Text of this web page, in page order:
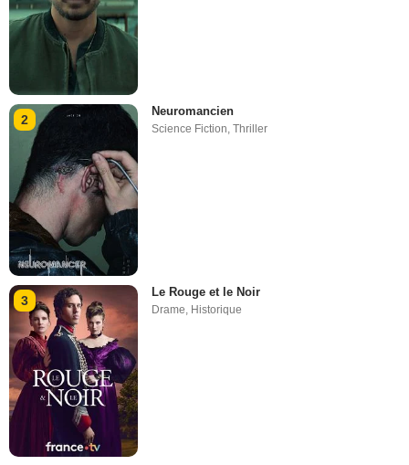
2
Neuromancien
Science Fiction ,Thriller
3
Le Rouge et le Noir
Drame, Historique